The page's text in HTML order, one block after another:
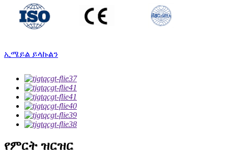
ኢሜይል ይላኩልን
የምርት ዝርዝር